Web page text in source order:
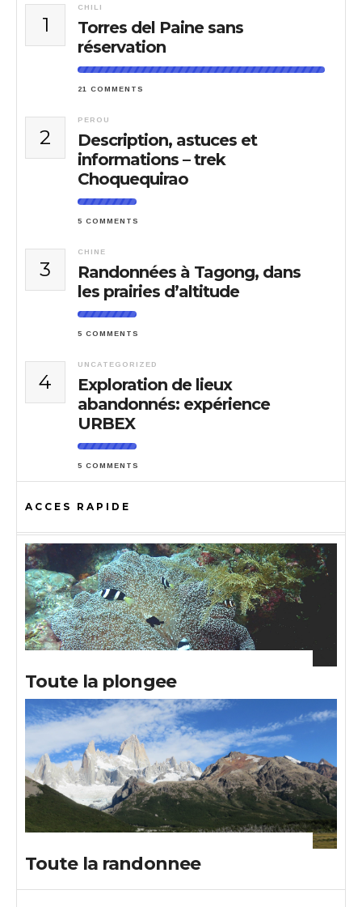
1
CHILI
Torres del Paine sans
réservation
21 COMMENTS
2
PEROU
Description, astuces et
informations – trek
Choquequirao
5 COMMENTS
3
CHINE
Randonnées à Tagong, dans
les prairies d’altitude
5 COMMENTS
4
UNCATEGORIZED
Exploration de lieux
abandonnés: expérience
URBEX
5 COMMENTS
ACCES RAPIDE
Toute la plongee
Toute la randonnee